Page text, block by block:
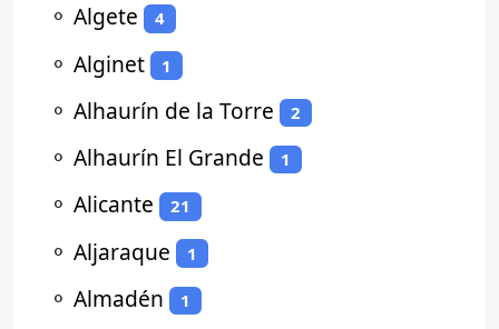
⚬ Algete 4
⚬ Alginet 1
⚬ Alhaurín de la Torre 2
⚬ Alhaurín El Grande 1
⚬ Alicante 21
⚬ Aljaraque 1
⚬ Almadén 1